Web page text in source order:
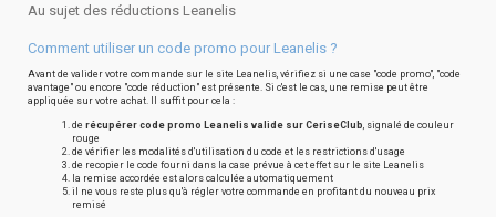
Au sujet des réductions Leanelis
Comment utiliser un code promo pour Leanelis ?
Avant de valider votre commande sur le site Leanelis, vérifiez si une case "code promo", "code
avantage" ou encore "code réduction" est présente. Si c'est le cas, une remise peut être
appliquée sur votre achat. Il suffit pour cela :
de récupérer code promo Leanelis valide sur CeriseClub, signalé de couleur
rouge
de vérifier les modalités d'utilisation du code et les restrictions d'usage
de recopier le code fourni dans la case prévue à cet effet sur le site Leanelis
la remise accordée est alors calculée automatiquement
il ne vous reste plus qu'à régler votre commande en profitant du nouveau prix
remisé